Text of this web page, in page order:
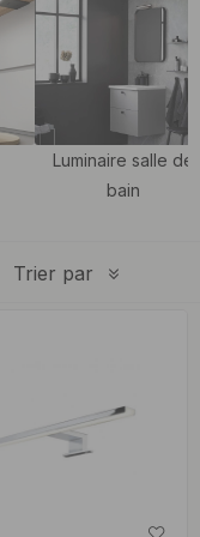
meilleur éclairage,
éviter également les
trouverez également
avec éclairage
L'éclairage de salle
comme lampes
qu'on appelle
de salle de bain
Luminaire salle de
bain
Trier par